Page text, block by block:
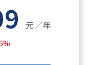
。
華知識包。
際、金融、
元／年